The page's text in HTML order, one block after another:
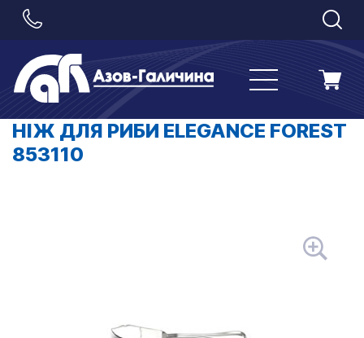
НІЖ ДЛЯ РИБИ ELEGANCE FOREST
853110